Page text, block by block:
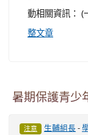
動相關資訊： (
整文章
暑期保護青少
注意 生輔組長 -